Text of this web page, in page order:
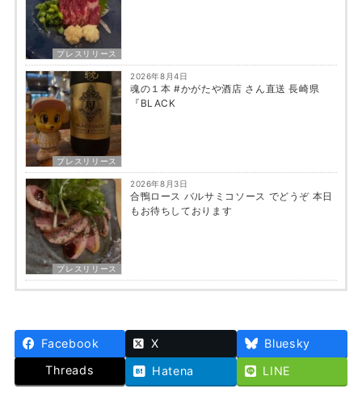
プレスリリース
プレスリリース
2026年8月4日
魂の１本 #かがたや酒店 さん直送 長崎県
『BLACK
プレスリリース
2026年8月3日
合鴨ロース バルサミコソース でどうぞ 本日
もお待ちしております
Facebook X
Bluesky
Threads
Hatena LINE